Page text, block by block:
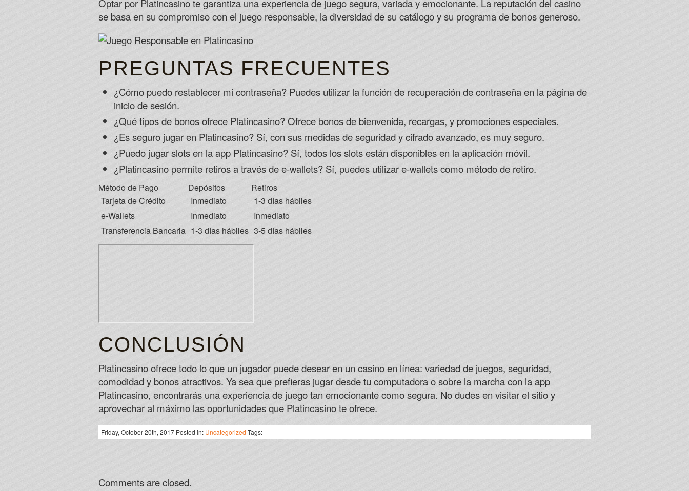
Optar por Platincasino te garantiza una experiencia de juego segura, variada y emocionante. La reputación del casino
se basa en su compromiso con el juego responsable, la diversidad de su catálogo y su programa de bonos generoso.
PREGUNTAS FRECUENTES
¿Cómo puedo restablecer mi contraseña? Puedes utilizar la función de recuperación de contraseña en la página de
inicio de sesión.
¿Qué tipos de bonos ofrece Platincasino? Ofrece bonos de bienvenida, recargas, y promociones especiales.
¿Es seguro jugar en Platincasino? Sí, con sus medidas de seguridad y cifrado avanzado, es muy seguro.
¿Puedo jugar slots en la app Platincasino? Sí, todos los slots están disponibles en la aplicación móvil.
¿Platincasino permite retiros a través de e-wallets? Sí, puedes utilizar e-wallets como método de retiro.
Método de Pago Depósitos
Retiros
Tarjeta de Crédito
Inmediato
1-3 días hábiles
e-Wallets
Inmediato
Inmediato
Transferencia Bancaria 1-3 días hábiles 3-5 días hábiles
CONCLUSIÓN
Platincasino ofrece todo lo que un jugador puede desear en un casino en línea: variedad de juegos, seguridad,
comodidad y bonos atractivos. Ya sea que prefieras jugar desde tu computadora o sobre la marcha con la app
Platincasino, encontrarás una experiencia de juego tan emocionante como segura. No dudes en visitar el sitio y
aprovechar al máximo las oportunidades que Platincasino te ofrece.
Friday, October 20th, 2017 Posted in: Uncategorized Tags:
Comments are closed.